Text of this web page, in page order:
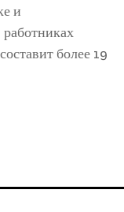
и
более 19